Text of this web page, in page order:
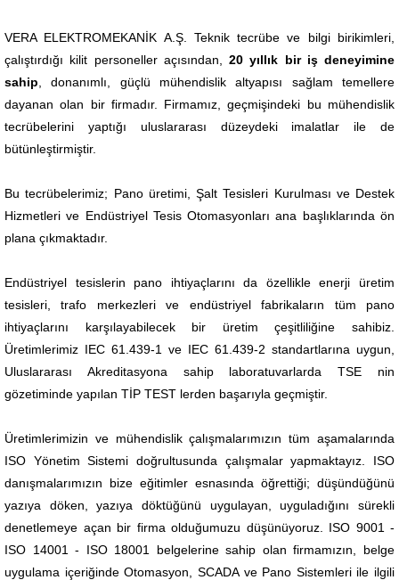
VERA ELEKTROMEKANİK A.Ş. Teknik tecrübe ve bilgi birikimleri,
çalıştırdığı kilit personeller açısından, 20 yıllık bir iş deneyimine
sahip , donanımlı, güçlü mühendislik altyapısı sağlam temellere
dayanan olan bir firmadır. Firmamız, geçmişindeki bu mühendislik
tecrübelerini yaptığı uluslararası düzeydeki imalatlar ile de
bütünleştirmiştir.
Bu tecrübelerimiz; Pano üretimi, Şalt Tesisleri Kurulması ve Destek
Hizmetleri ve Endüstriyel Tesis Otomasyonları ana başlıklarında ön
plana çıkmaktadır.
Endüstriyel tesislerin pano ihtiyaçlarını da özellikle enerji üretim
tesisleri, trafo merkezleri ve endüstriyel fabrikaların tüm pano
ihtiyaçlarını karşılayabilecek bir üretim çeşitliliğine sahibiz.
Üretimlerimiz IEC 61.439-1 ve IEC 61.439-2 standartlarına uygun,
Uluslararası Akreditasyona sahip laboratuvarlarda TSE nin
gözetiminde yapılan TİP TEST lerden başarıyla geçmiştir.
Üretimlerimizin ve mühendislik çalışmalarımızın tüm aşamalarında
ISO Yönetim Sistemi doğrultusunda çalışmalaryapmaktayız. ISO
danışmalarımızın bize eğitimler esnasında öğrettiği; düşündüğünü
yazıya döken, yazıya döktüğünü uygulayan, uyguladığını sürekli
denetlemeye açan bir firma olduğumuzu düşünüyoruz. ISO 9001 -
ISO 14001 - ISO 18001 belgelerine sahip olan firmamızın, belge
uygulama içeriğinde Otomasyon, SCADA ve Pano Sistemleri ile ilgili